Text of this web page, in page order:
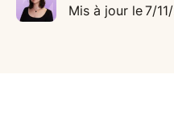
Mis à jour le7/